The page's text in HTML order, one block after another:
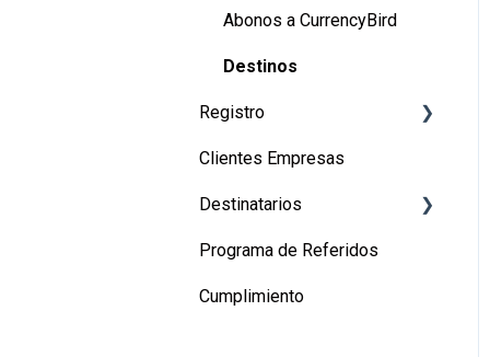
Abonos a CurrencyBird
Destinos
Registro
Registro de usuarios
Registro de empresas
Clientes Empresas
Destinatarios
Canadá
Estados Unidos
Programa de Referidos
Cumplimiento